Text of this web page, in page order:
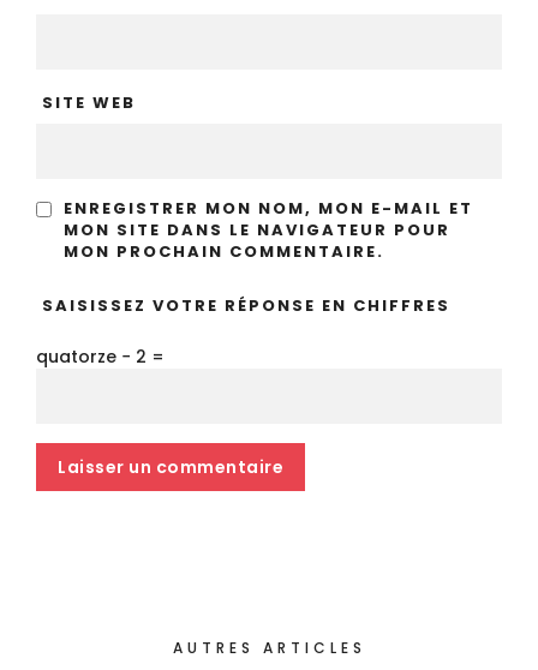
SITE WEB
ENREGISTRER MON NOM, MON E-MAIL ET
MON SITE DANS LE NAVIGATEUR POUR
MON PROCHAIN COMMENTAIRE.
SAISISSEZ VOTRE RÉPONSE EN CHIFFRES
quatorze − 2 =
AUTRES ARTICLES